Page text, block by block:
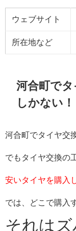
ウェブサイト
所在地など
河合町で
しかない！
河合町でタイヤ交
でもタイヤ交換の
安いタイヤを購入
では、どこで購入
それはズ